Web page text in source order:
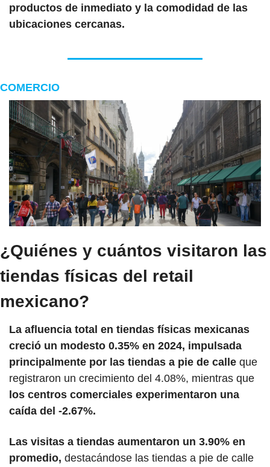
productos de inmediato y la comodidad de las
ubicaciones cercanas.
COMERCIO
¿Quiénes y cuántos visitaron las
tiendas físicas del retail
mexicano?
La afluencia total en tiendas físicas mexicanas
creció un modesto 0.35% en 2024, impulsada
principalmente por las tiendas a pie de calle que
registraron un crecimiento del 4.08%, mientras que
los centros comerciales experimentaron una
caída del -2.67%.
Las visitas a tiendas aumentaron un 3.90% en
promedio, destacándose las tiendas a pie de calle